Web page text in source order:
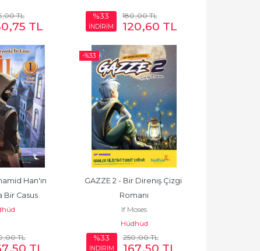
,00TL
,75 TL
%33
İNDİRİM
180,00TL
120,60 TL
Han'ın
Bir Casus
,00TL
,50 TL
-%33
GAZZE 2 - Bir Direniş Çizgi
Romanı
If Moses
Hüdhüd
%33
İNDİRİM
250,00TL
167,50 TL